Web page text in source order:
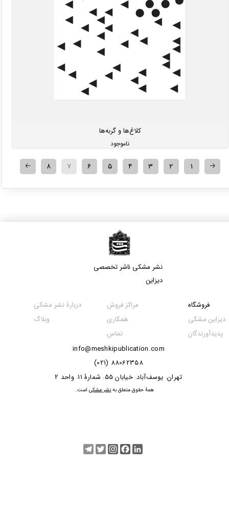
کلاغ‌ها و گربه‌ها
ناموجود
🡢 ۱ ۲ ۳ ۴ ۵ ۶ ۷ ۸ 🡠
نشر مشکی​​​​​​​ ناشر تخصصی
دیزاین
info@meshkipublication.com
88062358 (021)
​​​​​​تهران، یوسف‌آباد، خیابان 55 ، شمارۀ 11 ،واحد 2
مراکز فروش
همکاری
تماس
فروشگاه
دیزاین مشکی
پدیدآورندگان
دربارۀ نشر مشکی
وبلاگ
​همۀ حقوق متعلق به نشر مشکیاست.
Telegram
TwitterInstagramFacebook